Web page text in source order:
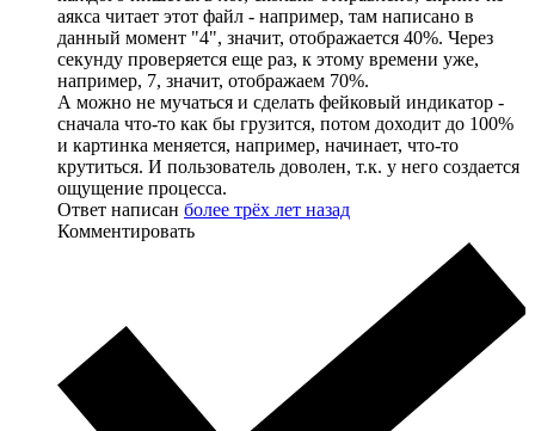
аякса читает этот файл - например, там написано в
данный момент "4", значит, отображается 40%. Через
секунду проверяется еще раз, к этому времени уже,
например, 7, значит, отображаем 70%.
А можно не мучаться и сделать фейковый индикатор -
сначала что-то как бы грузится, потом доходит до 100%
и картинка меняется, например, начинает, что-то
крутиться. И пользователь доволен, т.к. у него создается
ощущение процесса.
Ответ написан более трёх лет назад
Комментировать